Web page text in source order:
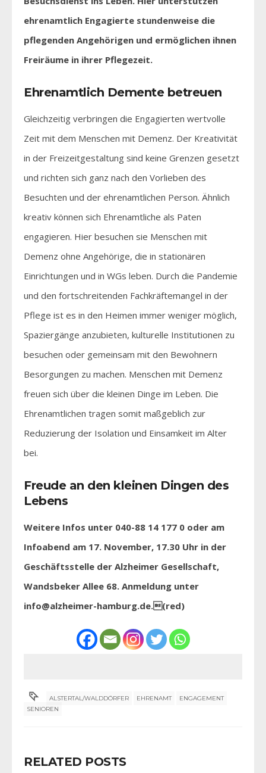
ehrenamtlich Engagierte stundenweise die
pflegenden Angehörigen und ermöglichen ihnen
Freiräume in ihrer Pflegezeit.
Ehrenamtlich Demente betreuen
Gleichzeitig verbringen die Engagierten wertvolle
Zeit mit dem Menschen mit Demenz. Der Kreativität
in der Freizeitgestaltung sind keine Grenzen gesetzt
und richten sich ganz nach den Vorlieben des
Besuchten und der ehrenamtlichen Person. Ähnlich
kreativ können sich Ehrenamtliche als Paten
engagieren. Hier besuchen sie Menschen mit
Demenz ohne Angehörige, die in stationären
Einrichtungen und in WGs leben. Durch die Pandemie
und den fortschreitenden Fachkräftemangel in der
Pflege ist es in den Heimen immer weniger möglich,
Spaziergänge anzubieten, kulturelle Institutionen zu
besuchen oder gemeinsam mit den Bewohnern
Besorgungen zu machen. Menschen mit Demenz
freuen sich über die kleinen Dinge im Leben. Die
Ehrenamtlichen tragen somit maßgeblich zur
Reduzierung der Isolation und Einsamkeit im Alter
bei.
Freude an den kleinen Dingen des
Lebens
Weitere Infos unter 040-88 14 177 0 oder am
Infoabend am 17. November, 17.30 Uhr in der
Geschäftsstelle der Alzheimer Gesellschaft,
Wandsbeker Allee 68. Anmeldung unter
info@alzheimer-hamburg.de.(red)
ALSTERTAL/WALDDÖRFER EHRENAMT
ENGAGEMENT
SENIOREN
RELATED POSTS